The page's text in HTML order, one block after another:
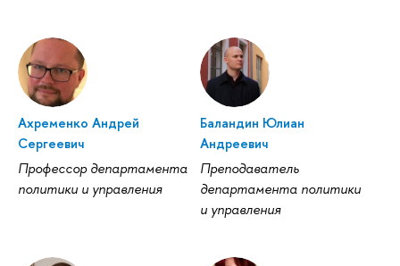
Ахременко Андрей
Сергеевич
Профессор департамента
политики и управления
Баландин Юлиан
Андреевич
Преподаватель
департамента политики
и управления